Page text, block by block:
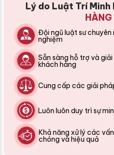
Lý do Luật Trí Minh
Đội ngũ luật sư chuyên
nghiệm
Sẵn sàng hỗ trợ và
khách hàng
Cung cấp các giải
Luôn luôn duy trì sự
Khả năng xử lý các
chóng và hiệu quả